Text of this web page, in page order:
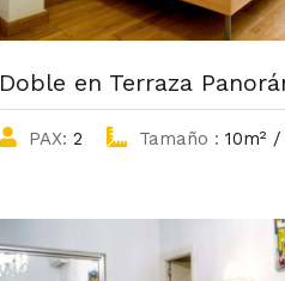
Doble en Terraza
PAX: 2 Tamaño : 10m²